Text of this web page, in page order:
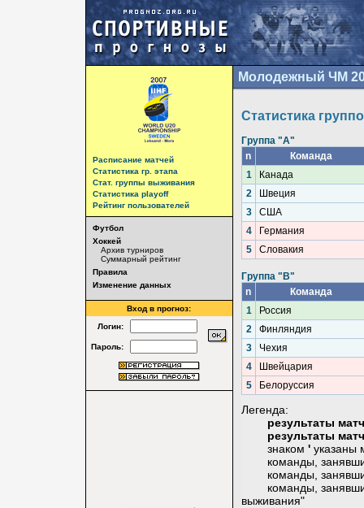
Расписание матчей
Статистика гр. этапа
Стат. группы выживания
Статистика playoff
Рейтинг пользователей
Футбол
Хоккей
Архив турниров
Суммарный рейтинг
Правила
Изменение данных
Вход в прогноз:
Логин:
Пароль:
Молодежный ЧМ
Статистика
Группа "A"
n
Команда
1
Канада
2
Швеция
3
США
4
Германия
5
Словакия
Группа "B"
n
Команда
1
Россия
2
Финляндия
3
Чехия
4
Швейцария
5
Белоруссия
Легенда:
результаты
результаты
знаком 'указаны
команды, занявшие
команды, занявшие
команды, занявшие
выживания"